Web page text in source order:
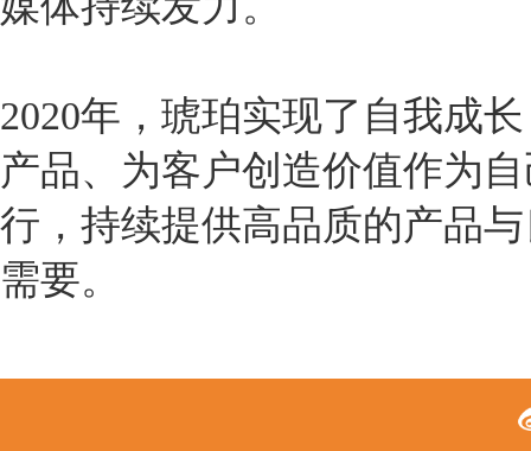
2020年，琥珀实现了自我成
产品、为客户创造价值作为
行，持续提供高品质的产品
需要。